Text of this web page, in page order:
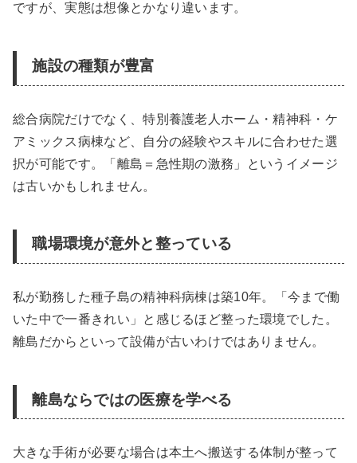
ですが、実態は想像とかなり違います。
施設の種類が豊富
総合病院だけでなく、特別養護老人ホーム・精神科・ケ
アミックス病棟など、自分の経験やスキルに合わせた選
択が可能です。「離島＝急性期の激務」というイメージ
は古いかもしれません。
職場環境が意外と整っている
私が勤務した種子島の精神科病棟は築10年。「今まで働
いた中で一番きれい」と感じるほど整った環境でした。
離島だからといって設備が古いわけではありません。
離島ならではの医療を学べる
大きな手術が必要な場合は本土へ搬送する体制が整って